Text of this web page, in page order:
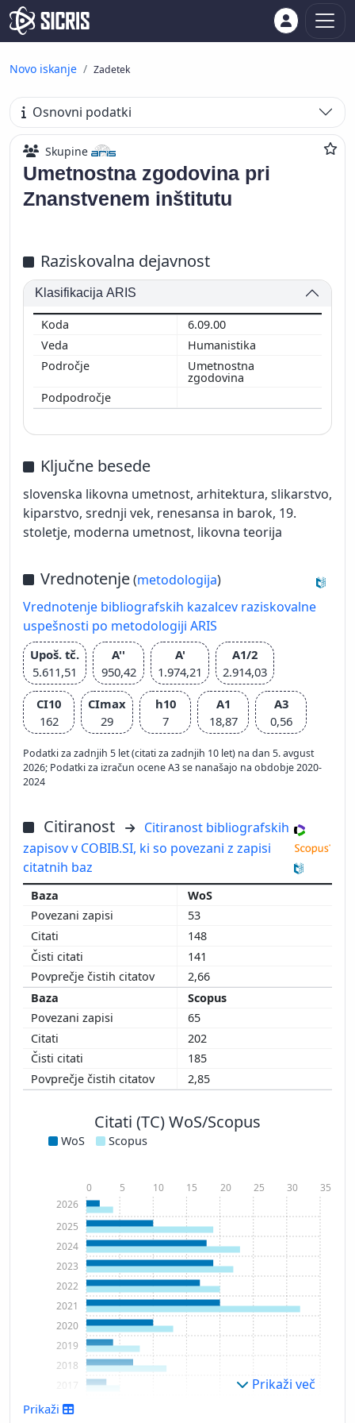
Novo iskanje Zadetek
Osnovni podatki
Skupine
Umetnostna zgodovina pri
Znanstvenem inštitutu
Raziskovalna dejavnost
Klasifikacija ARIS
6.09.00
Humanistika
Umetnostna
zgodovina
Ključne besede
slovenska likovna umetnost, arhitektura, slikarstvo,
kiparstvo, srednji vek, renesansa in barok, 19.
stoletje, moderna umetnost, likovna teorija
Vrednotenje(metodologija)
Vrednotenje bibliografskih kazalcev raziskovalne
uspešnosti po metodologiji ARIS
Upoš. tč.
5.611,51
A''
950,42
A'
1.974,21
A1/2
2.914,03
CI10
162
CImax
29
h10
7
A1
18,87
A3
0,56
Podatki za zadnjih 5 let (citati za zadnjih 10 let) na dan 5. avgust
2026; Podatki za izračun ocene A3 se nanašajo na obdobje 2020-
2024
Citiranost
Citiranost bibliografskih
zapisov v COBIB.SI, ki so povezani z zapisi
citatnih baz
WoS
53
148
141
2,66
Scopus
65
202
185
2,85
Citati (TC) WoS/Scopus
WoS Scopus
2016
2017
2018
2019
2020
2021
2022
2023
2024
2025
2026
0 5 10 15 20 25 30 35
Prikaži več
Prikaži